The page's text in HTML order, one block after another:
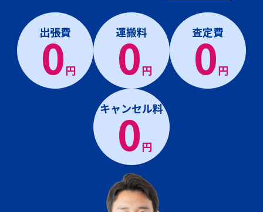
出張費
0円
運搬料
0円
査定費
0円
キャンセル料
0円